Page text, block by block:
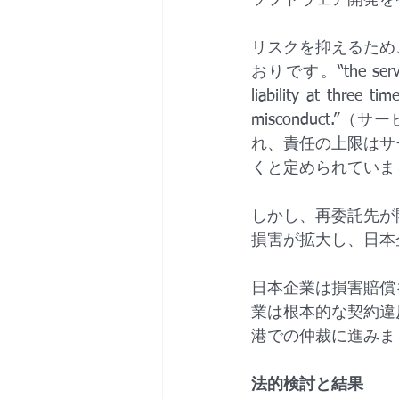
リスクを抑えるた
おりです。“the
liability at three
misconduct.”（サ
れ、責任の上限は
くと定められてい
しかし、再委託先
損害が拡大し、日
日本企業は損害賠
業は根本的な契約
港での仲裁に進みま
法的検討と結果